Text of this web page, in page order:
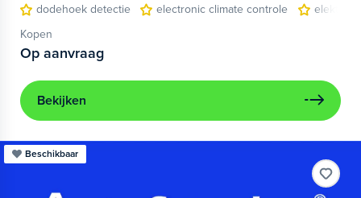
dodehoek detectie
electronic climate controle
Kopen
Op aanvraag
Bekijken
Beschikbaar